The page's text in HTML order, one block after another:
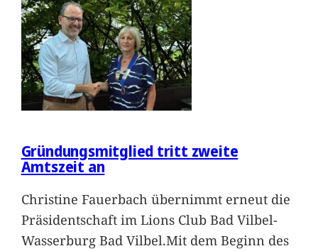
Gründungsmitglied tritt zweite
Amtszeit an
Christine Fauerbach übernimmt erneut die
Präsidentschaft im Lions Club Bad Vilbel-
Wasserburg Bad Vilbel.Mit dem Beginn des